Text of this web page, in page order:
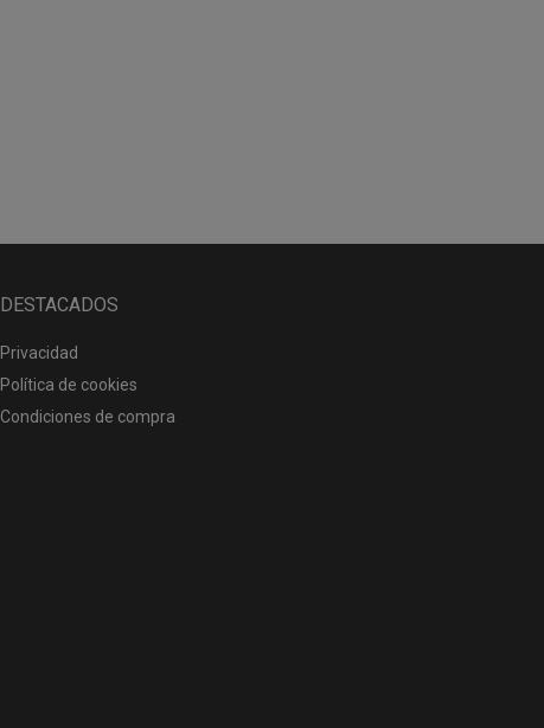
DESTACADOS
Privacidad
Política de cookies
Condiciones de compra